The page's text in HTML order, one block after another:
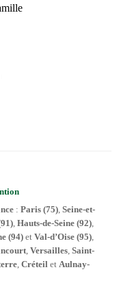
: Paris (75) Seine-et-
Hauts-de-Seine (92)
(94)et Val-d’Oise (95),
Versailles Saint-
, Créteil et Aulnay-